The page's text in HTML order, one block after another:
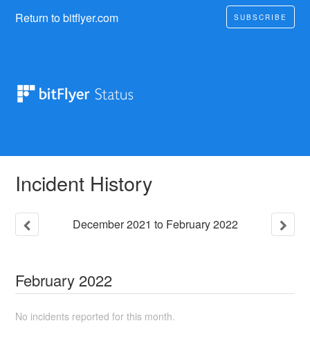
Return to bitflyer.com SUBSCRIBE
Incident History
December2021 to February2022
February 2022
No incidents reported for this month.